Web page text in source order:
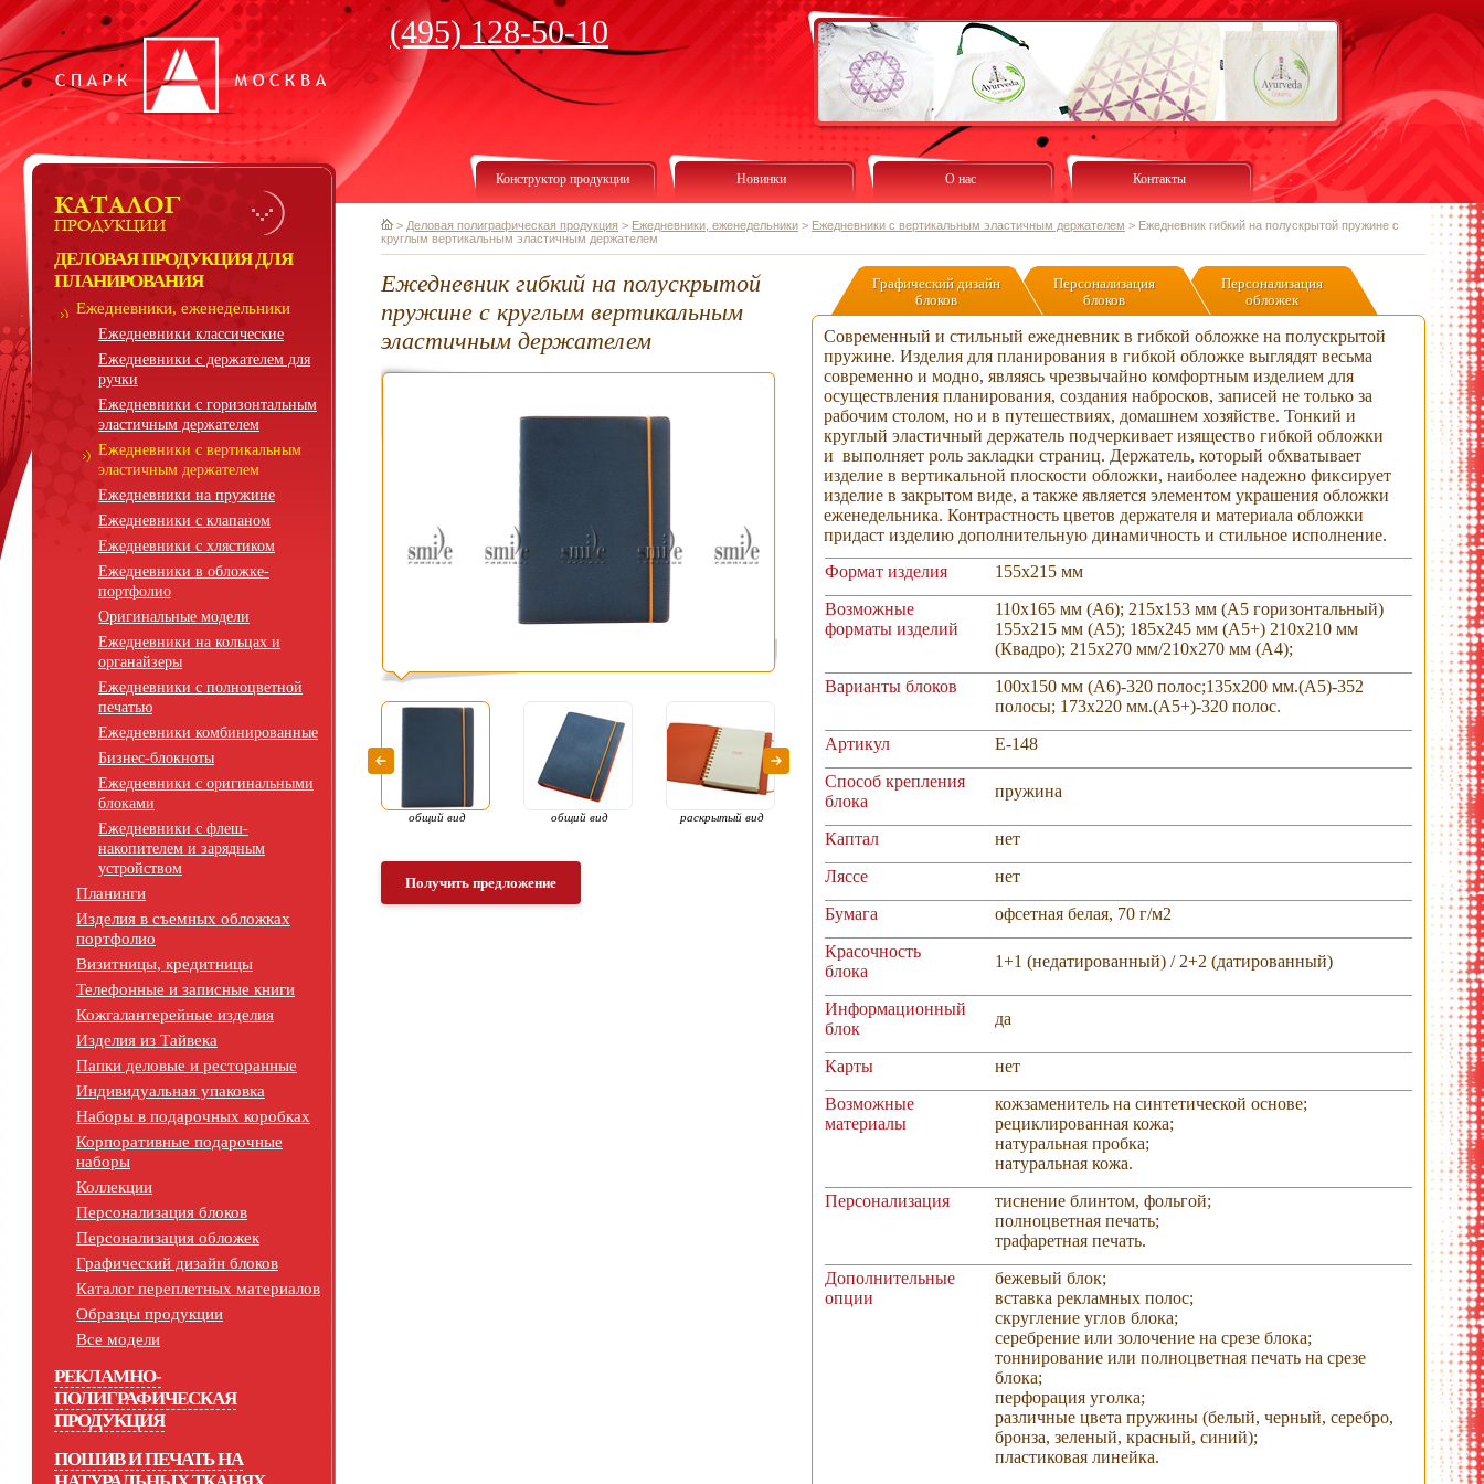
(495) 128-50-10
ДЕЛОВАЯ ПРОДУКЦИЯ ДЛЯ
ПЛАНИРОВАНИЯ
Ежедневники, еженедельники
Ежедневники классические
Ежедневники с держателем для
ручки
Ежедневники с горизонтальным
эластичным держателем
Ежедневники с вертикальным
эластичным держателем
Ежедневники на пружине
Ежедневники с клапаном
Ежедневники с хлястиком
Ежедневники в обложке-
портфолио
Оригинальные модели
Ежедневники на кольцах и
органайзеры
Ежедневники с полноцветной
печатью
Ежедневники комбинированные
Бизнес-блокноты
Ежедневники с оригинальными
блоками
Ежедневники с флеш-
накопителем и зарядным
устройством
Планинги
Изделия в съемных обложках
портфолио
Визитницы, кредитницы
Телефонные и записные книги
Кожгалантерейные изделия
Изделия из Тайвека
Папки деловые и ресторанные
Индивидуальная упаковка
Наборы в подарочных коробках
Корпоративные подарочные
наборы
Коллекции
Персонализация блоков
Персонализация обложек
Графический дизайн блоков
Каталог переплетных материалов
Образцы продукции
Все модели
РЕКЛАМНО-
ПОЛИГРАФИЧЕСКАЯ
ПРОДУКЦИЯ
ПОШИВ И ПЕЧАТЬ НА
Конструктор продукции Новинки О нас Контакты
> Деловая полиграфическая продукция > Ежедневники, еженедельники > Ежедневники с вертикальным эластичным держателем > Ежедневник гибкий на полускрытой пружине с
круглым вертикальным эластичным держателем
Ежедневник гибкий на полускрытой
пружине с круглым вертикальным
эластичным держателем
общий вид общий вид раскрытый вид раскрытый вид
Получить предложение
Графический дизайн
блоков
Персонализация
блоков
Персонализация
обложек
Современный и стильный ежедневник в гибкой обложке на полускрытой
пружине. Изделия для планирования в гибкой обложке выглядят весьма
современно и модно, являясь чрезвычайно комфортным изделием для
осуществления планирования, создания набросков, записей не только за
рабочим столом, но и в путешествиях, домашнем хозяйстве. Тонкий и
круглый эластичный держатель подчеркивает изящество гибкой обложки
и выполняет роль закладки страниц. Держатель, который обхватывает
изделие в вертикальной плоскости обложки, наиболее надежно фиксирует
изделие в закрытом виде, а также является элементом украшения обложки
еженедельника. Контрастность цветов держателя и материала обложки
придаст изделию дополнительную динамичность и стильное исполнение.
Формат изделия
155х215 мм
Возможные
форматы изделий
110х165 мм (А6); 215x153 мм (А5 горизонтальный)
155х215 мм (А5); 185х245 мм (А5+) 210х210 мм
(Квадро); 215х270 мм/210х270 мм (А4);
Варианты блоков
100х150 мм (А6)-320 полос;135х200 мм.(А5)-352
полосы; 173х220 мм.(А5+)-320 полос.
Артикул
E-148
Способ крепления
блока
пружина
Каптал
нет
Ляссе
нет
Бумага
офсетная белая, 70 г/м2
Красочность
блока
1+1 (недатированный) / 2+2 (датированный)
Информационный
блок
да
Карты
нет
Возможные
материалы
кожзаменитель на синтетической основе;
рециклированная кожа;
натуральная пробка;
натуральная кожа.
Персонализация
тиснение блинтом, фольгой;
полноцветная печать;
трафаретная печать.
Дополнительные
опции
бежевый блок;
вставка рекламных полос;
скругление углов блока;
серебрение или золочение на срезе блока;
тоннирование или полноцветная печать на срезе
блока;
перфорация уголка;
различные цвета пружины (белый, черный, серебро,
бронза, зеленый, красный, синий);
пластиковая линейка.